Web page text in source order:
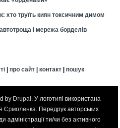
хто труїть киян токсичним димом
і мережа борделів
| про сайт| контакт| пошук
by Drupal . У логотипі використана
Єрмоленка . Передрук авторських
адміністрації ти/чи без активного